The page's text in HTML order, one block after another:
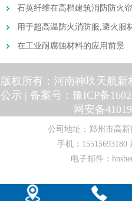
石英纤维在高档建筑消防防火
用于超高温防火消防服,避火服
在工业耐腐蚀材料的应用前景
版权所有：河南神玖天航新
公示 | 备案号： 豫ICP备
网安备
公司地址：郑州市高
手机： 15515693180
电子邮件：